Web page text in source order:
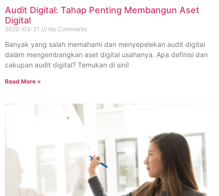
Audit Digital: Tahap Penting Membangun Aset
Digital
2020-03-21 No Comments
Banyak yang salah memahami dan menyepelekan audit digital
dalam mengembangkan aset digital usahanya. Apa definisi dan
cakupan audit digital? Temukan di sini!
Read More »